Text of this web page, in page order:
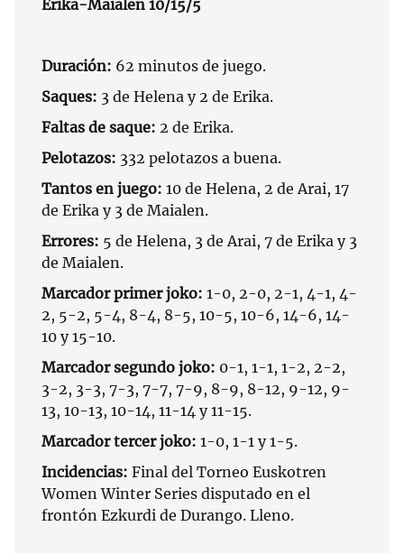
Erika-Maialen 10/15/5
Duración: 62 minutos de juego.
Saques: 3 de Helena y 2 de Erika.
Faltas de saque: 2 de Erika.
Pelotazos: 332 pelotazos a buena.
Tantos en juego: 10 de Helena, 2 de Arai, 17
de Erika y 3 de Maialen.
Errores: 5 de Helena, 3 de Arai, 7 de Erika y 3
de Maialen.
Marcador primer joko: 1-0, 2-0, 2-1, 4-1, 4-
2, 5-2, 5-4, 8-4, 8-5, 10-5, 10-6, 14-6, 14-
10 y 15-10.
Marcador segundo joko: 0-1, 1-1, 1-2, 2-2,
3-2, 3-3, 7-3, 7-7, 7-9, 8-9, 8-12, 9-12, 9-
13, 10-13, 10-14, 11-14 y 11-15.
Marcador tercer joko: 1-0, 1-1 y 1-5.
Incidencias: Final del Torneo Euskotren
Women Winter Series disputado en el
frontón Ezkurdi de Durango. Lleno.